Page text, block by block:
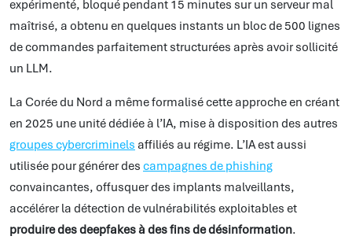
expérimenté, bloqué pendant 15 minutes sur un serveur mal
maîtrisé, a obtenu en quelques instants un bloc de 500 lignes
de commandes parfaitement structurées après avoir sollicité
un LLM.
La Corée du Nord a même formalisé cette approche en créant
en 2025 une unité dédiée à l’IA, mise à disposition des autres
groupes cybercriminels affiliés au régime. L’IA est aussi
utilisée pour générer des campagnes de phishing
convaincantes, offusquer des implants malveillants,
accélérer la détection de vulnérabilités exploitables et
produire des deepfakes à des fins de désinformation.